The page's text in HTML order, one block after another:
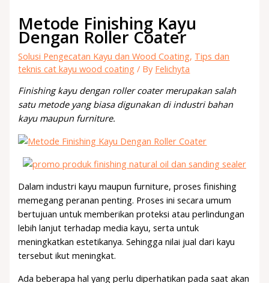
Metode Finishing Kayu
Dengan Roller Coater
Solusi Pengecatan Kayu dan Wood Coating, Tips dan
teknis cat kayu wood coating / By Felichyta
Finishing kayu dengan roller coater merupakan salah
satu metode yang biasa digunakan di industri bahan
kayu maupun furniture.
Dalam industri kayu maupun furniture, proses finishing
memegang peranan penting. Proses ini secara umum
bertujuan untuk memberikan proteksi atau perlindungan
lebih lanjut terhadap media kayu, serta untuk
meningkatkan estetikanya. Sehingga nilai jual dari kayu
tersebut ikut meningkat.
Ada beberapa hal yang perlu diperhatikan pada saat akan